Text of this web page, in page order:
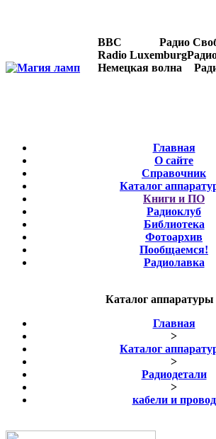
BBC Радио
Radio Luxemburg
Немецкая волна
Главная
О сайте
Справочник
Каталог
Книги и ПО
Радиоклуб
Библиотека
Фотоархив
Пообщаемся!
Радиолавка
Каталог аппаратуры
Главная
>
Каталог
>
Радиодетали
>
кабели и провод